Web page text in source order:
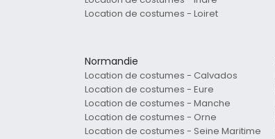
Location de costumes - Loiret
Normandie
Location de costumes - Calvados
Location de costumes - Eure
Location de costumes - Manche
Location de costumes - Orne
Location de costumes - Seine Maritime